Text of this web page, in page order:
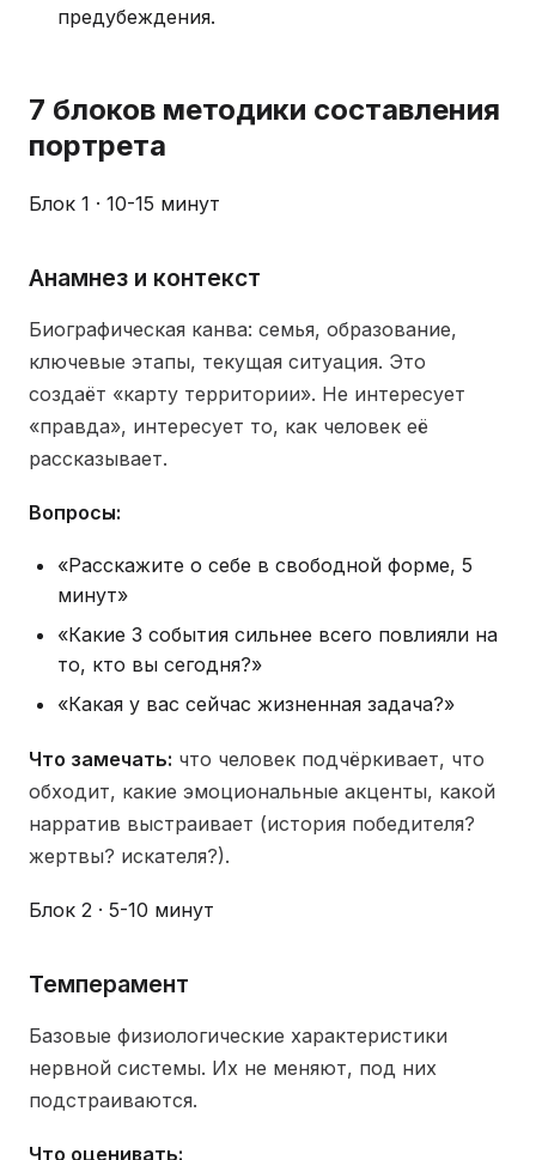
предубеждения.
7 блоков методики составления
портрета
Блок 1 · 10-15 минут
Анамнез и контекст
Биографическая канва: семья, образование,
ключевые этапы, текущая ситуация. Это
создаёт «карту территории». Не интересует
«правда», интересует то, как человек её
рассказывает.
Вопросы:
«Расскажите о себе в свободной форме, 5
минут»
«Какие 3 события сильнее всего повлияли на
то, кто вы сегодня?»
«Какая у вас сейчас жизненная задача?»
Что замечать: что человек подчёркивает, что
обходит, какие эмоциональные акценты, какой
нарратив выстраивает (история победителя?
жертвы? искателя?).
Блок 2 · 5-10 минут
Темперамент
Базовые физиологические характеристики
нервной системы. Их не меняют, под них
подстраиваются.
Что оценивать: